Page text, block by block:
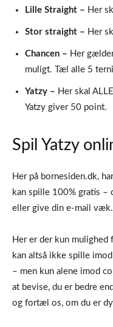
Lille Straight – Her
Stor straight – Her
Chancen – Her
muligt. Tæl alle 5
Yatzy – Her skal
Yatzy giver 50 point.
Spil Yatzy
Her på bornesiden.dk,
kan spille 100% gratis –
eller give din e-mail
Her er der kun mulighed
kan altså ikke spille
– men kun alene imod
at bevise, du er bedre
og fortæl os, om du er